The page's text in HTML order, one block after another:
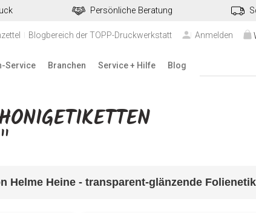
Persönliche Beratung
Blogbereich der TOPP-Druckwerkstatt Anmelden
Service Branchen Service + Hilfe Blog
Helme Heine - transparent-glänzende